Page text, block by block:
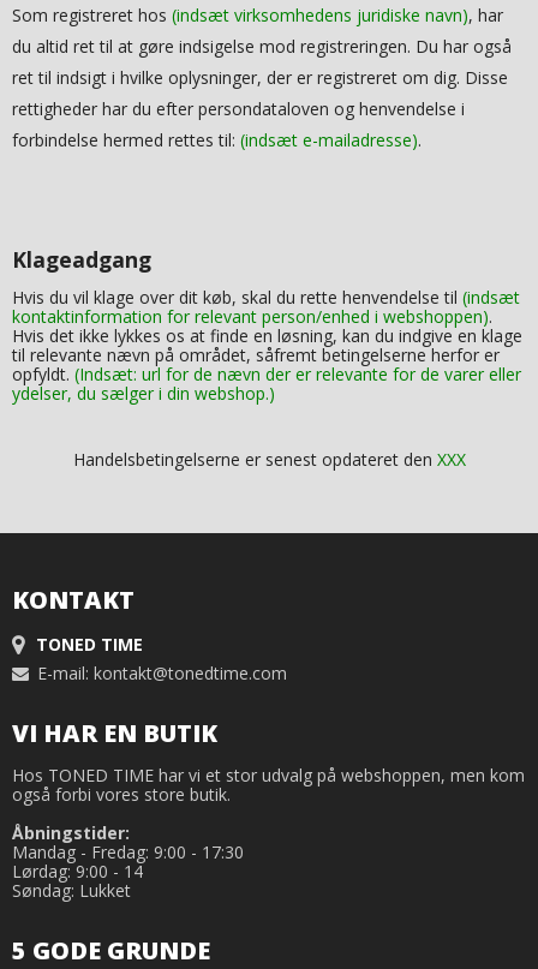
Som registreret hos (indsæt virksomhedens juridiske navn), har
du altid ret til at gøre indsigelse mod registreringen. Du har også
ret til indsigt i hvilke oplysninger, der er registreret om dig. Disse
rettigheder har du efter persondataloven og henvendelse i
forbindelse hermed rettes til: (indsæt e-mailadresse).
Klageadgang
Hvis du vil klage over dit køb, skal du rette henvendelse til (indsæt
kontaktinformation for relevant person/enhed i webshoppen).
Hvis det ikke lykkes os at finde en løsning, kan du indgive en klage
til relevante nævn på området, såfremt betingelserne herfor er
opfyldt. (Indsæt: url for de nævn der er relevante for de varer eller
ydelser, du sælger i din webshop.)
Handelsbetingelserne er senest opdateret den XXX
KONTAKT
TONED TIME
E-mail: kontakt@tonedtime.com
VI HAR EN BUTIK
Hos TONED TIME har vi et stor udvalg på webshoppen, men kom
også forbi vores store butik.
Åbningstider:
Mandag - Fredag: 9:00 - 17:30
Lørdag: 9:00 - 14
Søndag: Lukket
5 GODE GRUNDE